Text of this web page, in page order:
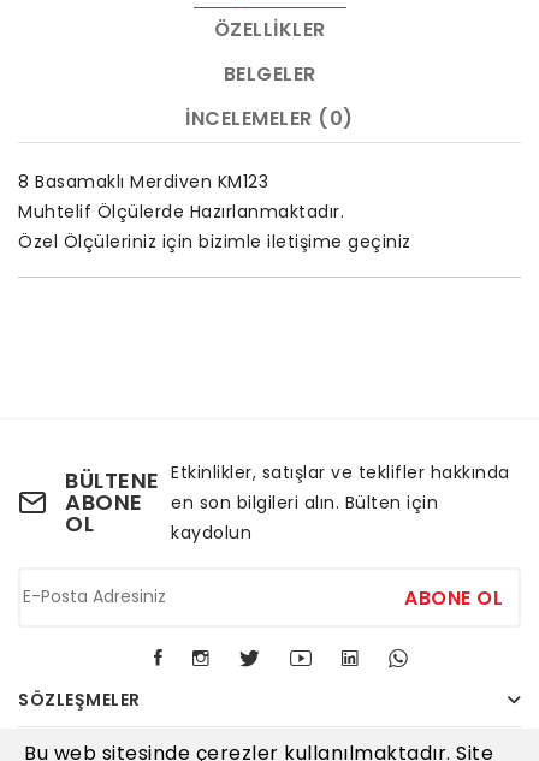
ÖZELLIKLER
BELGELER
İNCELEMELER (0)
8 Basamaklı Merdiven KM123
Muhtelif Ölçülerde Hazırlanmaktadır.
Özel Ölçüleriniz için bizimle iletişime geçiniz
BÜLTENE
ABONE
OL
Etkinlikler, satışlar ve teklifler hakkında
en son bilgileri alın. Bülten için
kaydolun
ABONE OL
SÖZLEŞMELER
KURUMSAL
Bu web sitesinde çerezler kullanılmaktadır. Site